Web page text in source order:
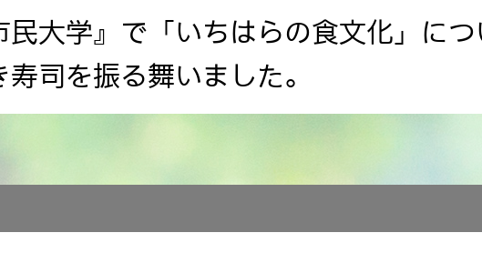
大学』で「いちはらの食文化」につ
司を振る舞いました。